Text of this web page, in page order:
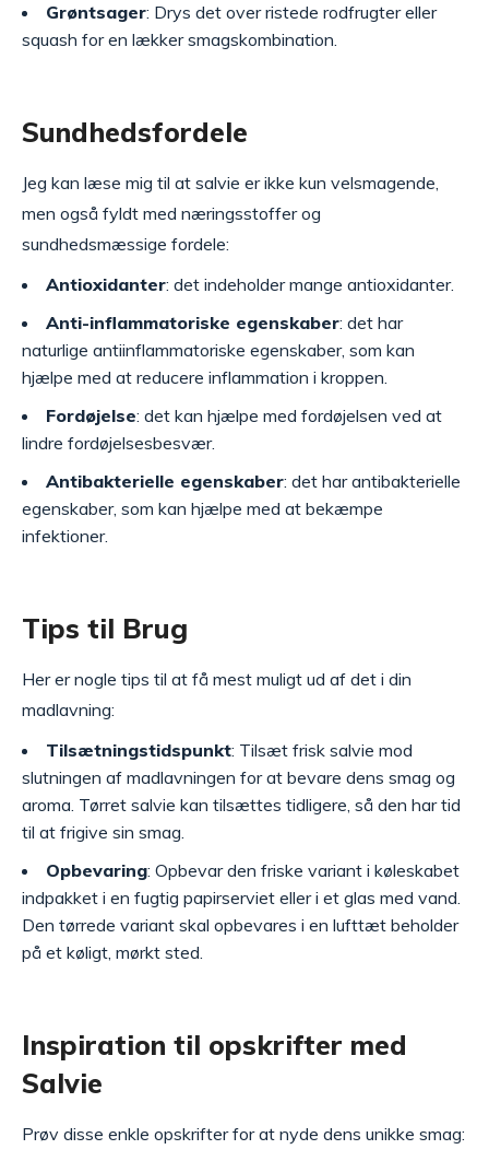
Grøntsager: Drys det over ristede rodfrugter eller
squash for en lækker smagskombination.
Sundhedsfordele
Jeg kan læse mig til at salvie er ikke kun velsmagende,
men også fyldt med næringsstoffer og
sundhedsmæssige fordele:
Antioxidanter: det indeholder mange antioxidanter.
Anti-inflammatoriske egenskaber: det har
naturlige antiinflammatoriske egenskaber, som kan
hjælpe med at reducere inflammation i kroppen.
Fordøjelse: det kan hjælpe med fordøjelsen ved at
lindre fordøjelsesbesvær.
Antibakterielle egenskaber: det har antibakterielle
egenskaber, som kan hjælpe med at bekæmpe
infektioner.
Tips til Brug
Her er nogle tips til at få mest muligt ud af det i din
madlavning:
Tilsætningstidspunkt: Tilsæt frisk salvie mod
slutningen af madlavningen for at bevare dens smag og
aroma. Tørret salvie kan tilsættes tidligere, så den har tid
til at frigive sin smag.
Opbevaring: Opbevar den friske variant i køleskabet
indpakket i en fugtig papirserviet eller i et glas med vand.
Den tørrede variant skal opbevares i en lufttæt beholder
på et køligt, mørkt sted.
Inspiration til opskrifter med
Salvie
Prøv disse enkle opskrifter for at nyde dens unikke smag: